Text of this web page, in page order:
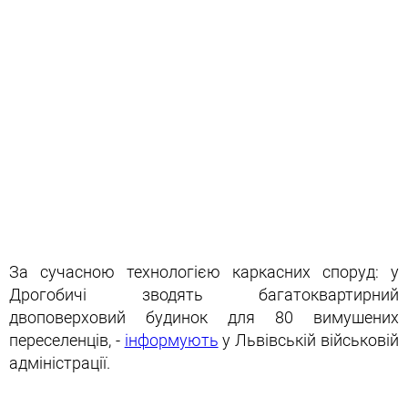
За сучасною технологією каркасних споруд: у
Дрогобичі зводять багатоквартирний
двоповерховий будинок для 80 вимушених
переселенців, - інформують у Львівській військовій
адміністрації.